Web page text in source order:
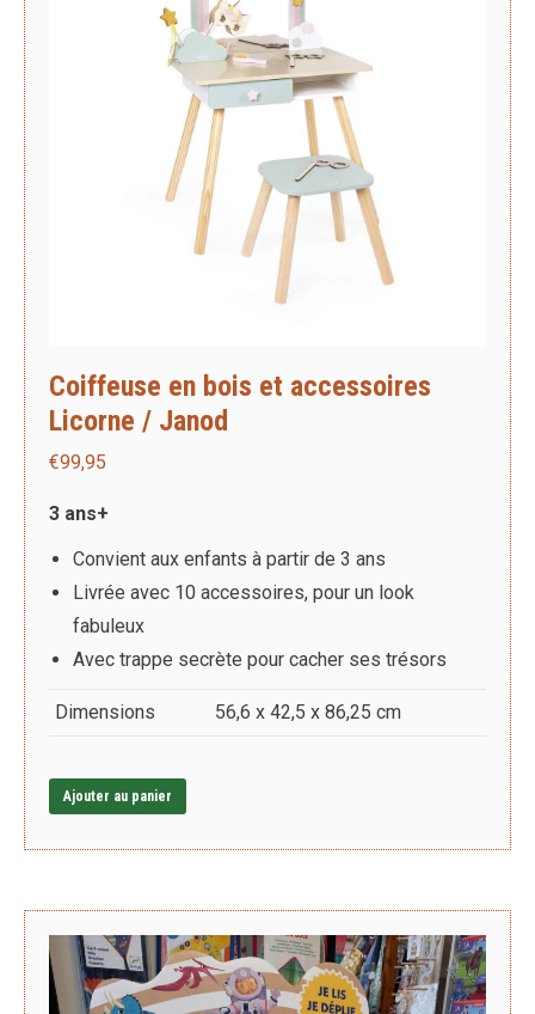
Coiffeuse en bois et accessoires
Licorne / Janod
€99,95
3 ans+
Convient aux enfants à partir de 3 ans
Livrée avec 10 accessoires, pour un look
fabuleux
Avec trappe secrète pour cacher ses trésors
Dimensions 56,6 x 42,5 x 86,25 cm
Ajouter au panier